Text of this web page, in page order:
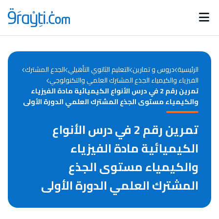
Catégories
d'actualités
Annonces bourses
الرئيسية دروس و تمارين التعليم الثانوي التأهيلي الجدع المشترك
الفيزياء والكيمياء الجذع المشترك العلمي والتكنولوجي
تمرين رقم 2 في درس الأنواع الكيميائية مادة الفيزياء
والكيمياء مستوى الجذع المشترك العلمي الدورة الأولى
تمرين رقم 2 في درس الأنواع
الكيميائية مادة الفيزياء
والكيمياء مستوى الجذع
المشترك العلمي الدورة الأولى